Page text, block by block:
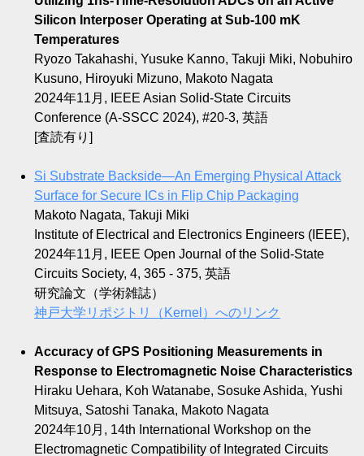
Silicon Interposer Operating at Sub-100 mK
Temperatures
Ryozo Takahashi, Yusuke Kanno, Takuji Miki, Nobuhiro
Kusuno, Hiroyuki Mizuno, Makoto Nagata
2024年11月, IEEE Asian Solid-State Circuits
Conference (A-SSCC 2024), #20-3, 英語
[査読有り]
Si Substrate Backside—An Emerging Physical Attack
Surface for Secure ICs in Flip Chip Packaging
Makoto Nagata, Takuji Miki
Institute of Electrical and Electronics Engineers (IEEE),
2024年11月, IEEE Open Journal of the Solid-State
Circuits Society, 4, 365 - 375, 英語
研究論文（学術雑誌）
神戸大学リポジトリ（Kernel）へのリンク
Accuracy of GPS Positioning Measurements in
Response to Electromagnetic Noise Characteristics
Hiraku Uehara, Koh Watanabe, Sosuke Ashida, Yushi
Mitsuya, Satoshi Tanaka, Makoto Nagata
2024年10月, 14th International Workshop on the
Electromagnetic Compatibility of Integrated Circuits